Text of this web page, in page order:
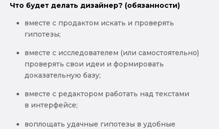
Что будет делать дизайнер? (обязанности)
вместе с продактом искать и проверять
гипотезы;
вместе с исследователем (или самостоятельно)
проверять свои идеи и формировать
доказательную базу;
вместе с редактором работать над текстами
в интерфейсе;
воплощать удачные гипотезы в удобные